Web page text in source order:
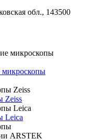
обл., 143500
микроскопы
Zeiss
Leica